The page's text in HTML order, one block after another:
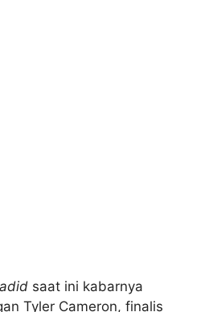
saat ini kabarnya
Tyler Cameron, finalis